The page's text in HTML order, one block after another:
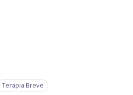
Terapia Breve